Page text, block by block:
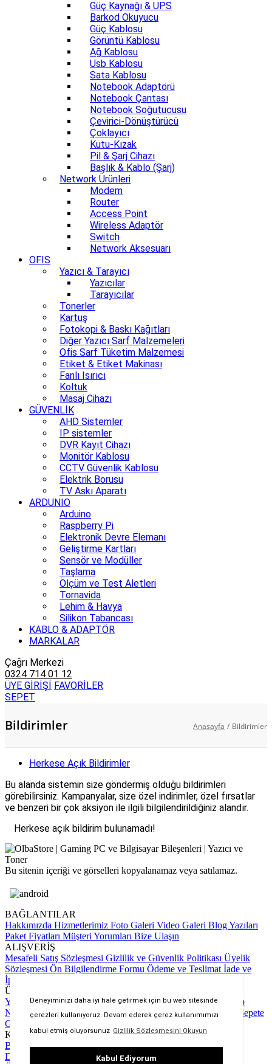
Deneyiminizi daha iyi hale getirmek için bu web sitesinde
çerezleri kullanıyoruz. Devam ederek çerez kullanımımızı
kabul etmiş oluyorsunuz Gizlilik Sözleşmesini Okuyun
Kabul Ediyorum
Güç Kaynağı & UPS
Barkod Okuyucu
Güç Kablosu
Görüntü Kablosu
Ağ Kablosu
Usb Kablosu
Sata Kablosu
Notebook Adaptörü
Notebook Çantası
Notebook Soğutucusu
Çevirici-Dönüştürücü
Çoklayıcı
Kutu-Kızak
Pil & Şarj Cihazı
Başlık & Kablo (Şarj)
Network Ürünleri
Modem
Router
Access Point
Wireless Adaptör
Switch
Network Aksesuarı
OFIS
Yazıcı & Tarayıcı
Yazıcılar
Tarayıcılar
Tonerler
Kartuş
Fotokopi & Baskı Kağıtları
Diğer Yazıcı Sarf Malzemeleri
Ofis Sarf Tüketim Malzemesi
Etiket & Etiket Makinası
Fanlı Isırıcı
Koltuk
Masaj Cihazı
GÜVENLİK
AHD Sistemler
IP sistemler
DVR Kayıt Cihazı
Monitör Kablosu
CCTV Güvenlik Kablosu
Elektrik Borusu
TV Askı Aparatı
ARDUNIO
Arduino
Raspberry Pi
Elektronik Devre Elemanı
Geliştirme Kartları
Sensör ve Modüller
Taşlama
Ölçüm ve Test Aletleri
Tornavida
Lehim & Havya
Silikon Tabancası
KABLO & ADAPTÖR
MARKALAR
Çağrı Merkezi
0324 714 01 12
ÜYE GİRİŞİ FAVORİLER
SEPET
Bildirimler Anasayfa / Bildirimler
Herkese Açık Bildirimler
Bu alanda sistemin size göndermiş olduğu bildirimleri
görebilirsiniz. Kampanyalar, size özel indirimler, özel fırsatlar
ve benzeri bir çok aksiyon ile ilgili bilgilendirildiğiniz alandır.
Herkese açık bildirim bulunamadı!
Bu sitenin içeriği ve görselleri kopyalanamaz veya satılamaz.
BAĞLANTILAR
Hakkımızda Hizmetlerimiz Foto Galeri Video Galeri Blog Yazıları
Paket Fiyatları Müşteri Yorumları Bize Ulaşın
ALIŞVERİŞ
Mesafeli Satış Sözleşmesi Gizlilik ve Güvenlik Politikası Üyelik
Sözleşmesi Ön Bilgilendirme Formu Ödeme ve Teslimat İade ve
İptal Şartları
ÜYELİK
Yeni Üyelik FormuÜye GirişiBildirimlerSipariş Takip Hesap
NumaralarımızÖdeme Bildirimi Yapın Karşılaştırma Sayfası
Sepete
Git
KATEGORİLER
Bilgisayar & TabletBilgisayar BileşenleriÇevre Birimleri
Depolama Ürünleri
Network ÜrünleriOfis Ürünleri